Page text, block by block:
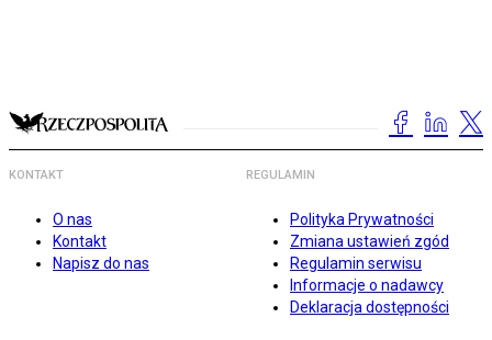
KONTAKT
O nas
Kontakt
Napisz do nas
REGULAMIN
Polityka Prywatności
Zmiana ustawień zgód
Regulamin serwisu
Informacje o nadawcy
Deklaracja dostępności